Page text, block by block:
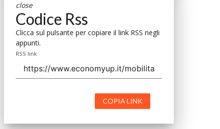
close
Codice Rss
Clicca sul pulsante per copiare il link RSS negli
appunti.
RSS link
COPIA LINK